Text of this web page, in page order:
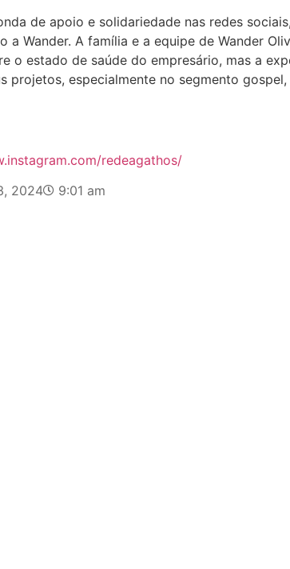
de apoio e solidariedade nas redes
a Wander. A família e a equipe de Wander
o estado de saúde do empresário, mas a
projetos, especialmente no segmento
redeagathos/
2024 9:01 am